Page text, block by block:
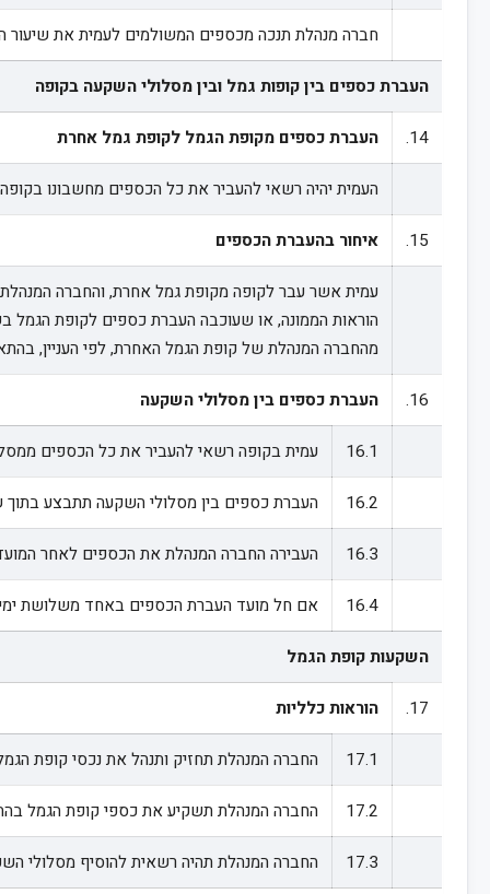
חברה מנהלת תנכה מכספים המשולמים לעמית את
העברת כספים בין קופות גמל ובין מסלולי השקעה בקופה
14. העברת כספים מקופת הגמל לקופת גמל אחרת
העמית יהיה רשאי להעביר את כל הכספים מחשבונו בקופה לקופה מקבלת כמשמעותה בתקנה 7(א) לתקנות הביטוח הלאומי, בהתאם
15. איחור בהעברת הכספים
הוראות הממונה, או שעוכבה העברת כספים לקופת
מהחברה המנהלת של קופת הגמל האחרת, לפי העניין,
16. העברת כספים בין מסלולי השקעה
16.1 עמית בקופה רשאי להעביר את כל הכספים
16.2 העברת כספים בין מסלולי השקעה תתבצע
16.3 העבירה החברה המנהלת את הכספים לאחר המועד הקבוע בסעיף 16.2 לעיל, יחולו לעניין זה הוראות
16.4 אם חל מועד העברת הכספים באחד משלושת ימי
השקעות קופת הגמל
17. הוראות כלליות
17.1 החברה המנהלת תחזיק ותנהל את נכסי קופת
17.2 החברה המנהלת תשקיע את כספי קופת הגמל
17.3 החברה המנהלת תהיה רשאית להוסיף מסלולי